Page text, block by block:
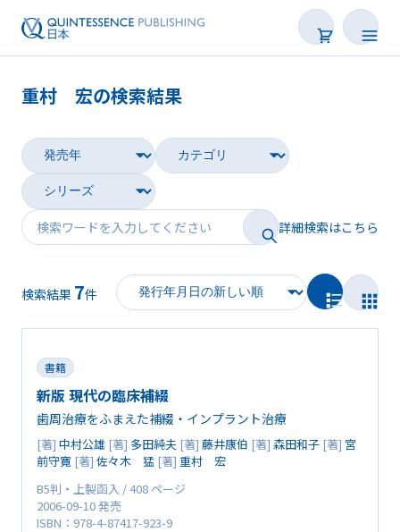
雑誌
映像
電子BOOK
著者一覧
重村 宏の検索結果
詳細検索はこちら
検索結果 7件
書籍
新版 現代の臨床補綴
歯周治療をふまえた補綴・インプラント治療
[著] 中村公雄 [著] 多田純夫 [著] 藤井康伯 [著] 森田和子 [著] 宮
前守寛 [著] 佐々木 猛 [著] 重村 宏
B5判・上製函入 / 408 ページ
2006-09-10 発売
ISBN：978-4-87417-923-9